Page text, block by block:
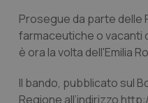
Prosegue da parte delle
farmaceutiche o vacanti
è ora la volta dell'Emilia
Il bando, pubblicato sul
Regione all’indirizzo